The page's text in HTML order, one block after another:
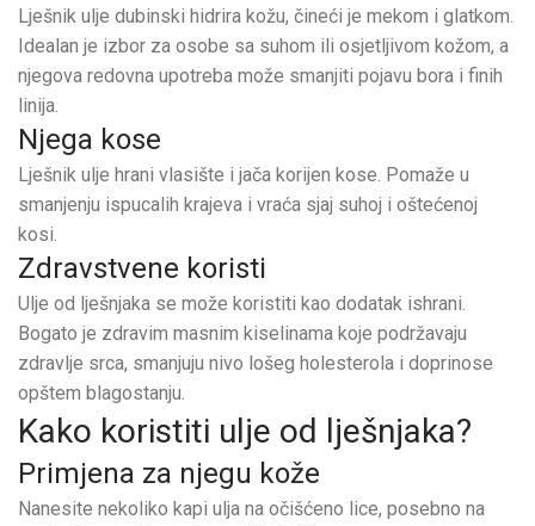
Lješnik ulje dubinski hidrira kožu, čineći je mekom i glatkom.
Idealan je izbor za osobe sa suhom ili osjetljivom kožom, a
njegova redovna upotreba može smanjiti pojavu bora i finih
linija.
Njega kose
Lješnik ulje hrani vlasište i jača korijen kose. Pomaže u
smanjenju ispucalih krajeva i vraća sjaj suhoj i oštećenoj
kosi.
Zdravstvene koristi
Ulje od lješnjaka se može koristiti kao dodatak ishrani.
Bogato je zdravim masnim kiselinama koje podržavaju
zdravlje srca, smanjuju nivo lošeg holesterola i doprinose
opštem blagostanju.
Kako koristiti ulje od lješnjaka?
Primjena za njegu kože
Nanesite nekoliko kapi ulja na očišćeno lice, posebno na